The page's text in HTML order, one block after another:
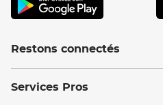
Restons connectés
Services Pros